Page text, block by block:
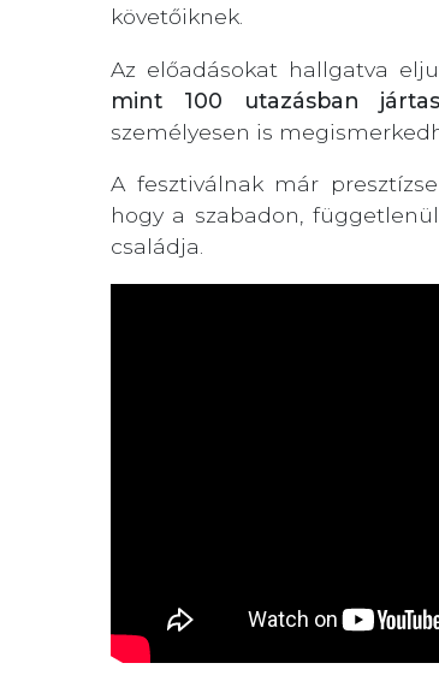
követőiknek.
Az előadásokat hallgatva
mint 100 utazásban
személyesen is
A fesztiválnak már
hogy a szabadon,
családja.